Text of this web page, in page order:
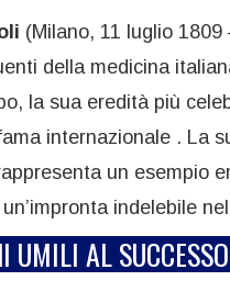
(Milano, 11 luglio
della medicina
la sua eredità più
internazionale . La
un esempio
indelebile
UMILI AL